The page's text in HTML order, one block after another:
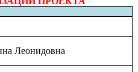
Леонидовна